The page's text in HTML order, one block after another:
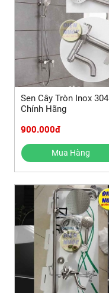
Sen Cây Tròn Inox 304
Chính Hãng
900.000đ
Mua Hàng